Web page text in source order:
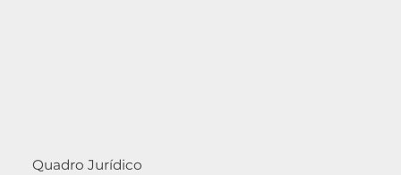
Quadro Jurídico